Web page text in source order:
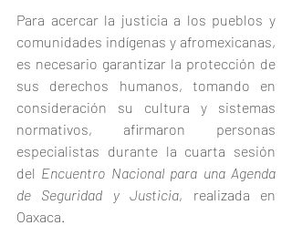
Para acercar la justicia a los pueblos y
comunidades indígenas y afromexicanas,
es necesario garantizar la protección de
sus derechos humanos, tomando en
consideración su cultura y sistemas
normativos, afirmaron personas
especialistas durante la cuarta sesión
del Encuentro Nacional para una Agenda
de Seguridad y Justicia, realizada en
Oaxaca.